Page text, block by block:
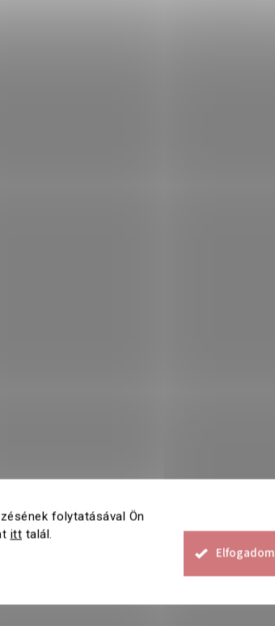
folytatásával Ön
itt talál.
Elfogadom
kedvezményaz első vásárlásodra a